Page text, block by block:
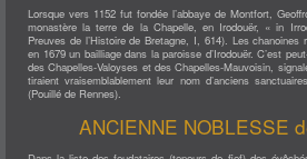
NATURE
CHEMINS ET NATURE
LUTTE CONTRE LA PROLIFÉRATION DU
SOCIÉTÉ DE CHASSE
L'ACTIVITÉ ÉCONOMIQUE
CONTACT
Lorsque vers 1152 fut fondée l’abbaye de Montfort,
monastère la terre de la Chapelle, en Irodouër, « in
Preuves de l’Histoire de Bretagne, I, 614). Les
en 1679 un bailliage dans la paroisse d’Irodouër. C’est
des Chapelles-Valoyses et des Chapelles-Mauvoisin,
tiraient vraisemblablement leur nom d’anciens
(Pouillé de Rennes).
ANCIENNE NOBLESSE